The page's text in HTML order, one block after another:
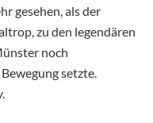
gesehen, als der
zu den legendären
noch
setzte.